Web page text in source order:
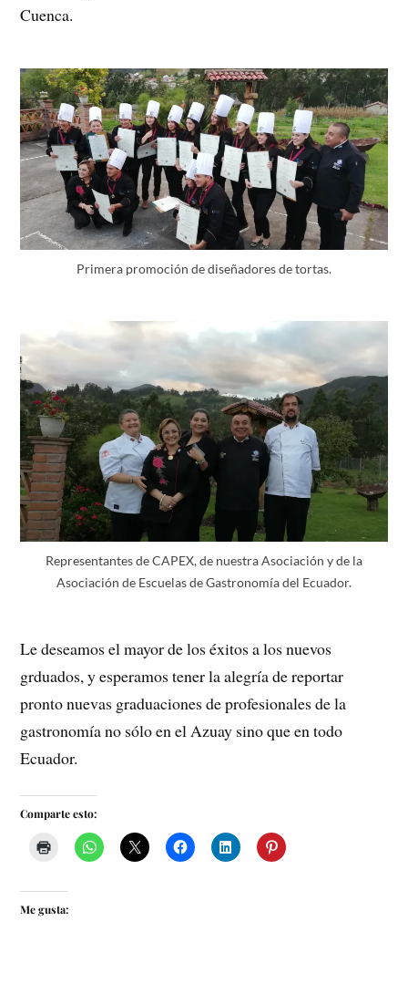
Cuenca.
Primera promoción de diseñadores de tortas.
Representantes de CAPEX, de nuestra Asociación y de la
Asociación de Escuelas de Gastronomía del Ecuador.
Le deseamos el mayor de los éxitos a los nuevos
grduados, y esperamos tener la alegría de reportar
pronto nuevas graduaciones de profesionales de la
gastronomía no sólo en el Azuay sino que en todo
Ecuador.
Comparte esto:
Me gusta: